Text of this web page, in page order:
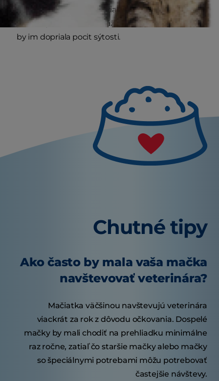
vyšetrenie nepreukáže žiadnu zdravotnú
príčinu, je možno čas zvážiť zmenu stravy, ktorá
by im dopriala pocit sýtosti.
Chutné tipy
Ako často by mala vaša mačka
navštevovať veterinára?
Mačiatka väčšinou navštevujú veterinára
viackrát za rok z dôvodu očkovania. Dospelé
mačky by mali chodiť na prehliadku minimálne
raz ročne, zatiaľ čo staršie mačky alebo mačky
so špeciálnymi potrebami môžu potrebovať
častejšie návštevy.